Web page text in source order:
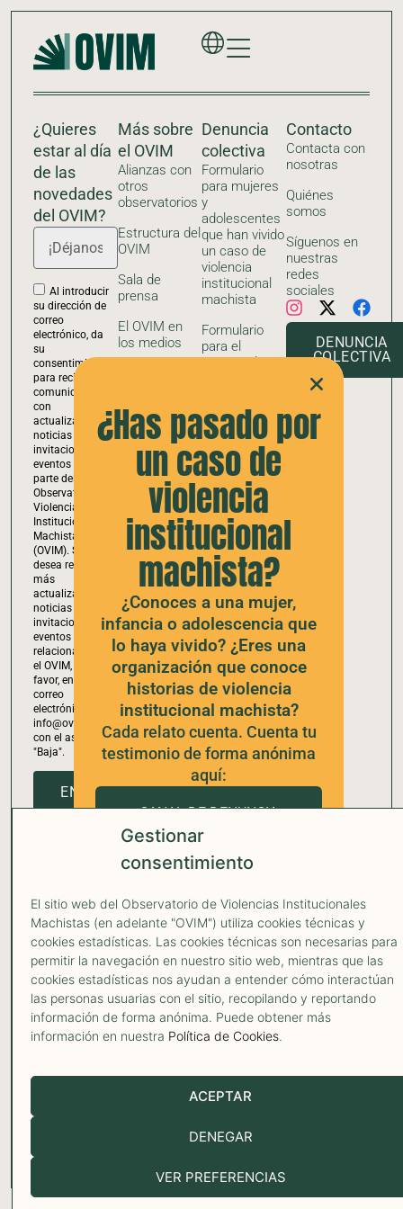
Gestionar
consentimiento
El sitio web del Observatorio de Violencias Institucionales
Machistas (en adelante "OVIM") utiliza cookies técnicas y
cookies estadísticas. Las cookies técnicas son necesarias para
permitir la navegación en nuestro sitio web, mientras que las
cookies estadísticas nos ayudan a entender cómo interactúan
las personas usuarias con el sitio, recopilando y reportando
información de forma anónima. Puede obtener más
información en nuestra Política de Cookies.
ACEPTAR
DENEGAR
VER PREFERENCIAS
¿Quieres
estar al día
de las
novedades
del OVIM?
Al introducir
su dirección de
correo
electrónico, da
su
consentimiento
para recibir
comunicaciones
con
actualizaciones,
noticias e
invitaciones a
eventos por
parte del
Observatorio de
Violencias
Institucionales
Machistas
(OVIM). Si no
desea recibir
más
actualizaciones,
noticias e
invitaciones a
eventos
relacionados con
el OVIM, por
favor, envíe un
correo
electrónico a
info@ovim.org
con el asunto
"Baja".
ENVIAR
Más sobre
el OVIM
Alianzas con
otros
observatorios
Estructura del
OVIM
Sala de
prensa
El OVIM en
los medios
Denuncia
colectiva
Formulario
para mujeres
y
adolescentes
que han vivido
un caso de
violencia
institucional
machista
Formulario
para el
entorno de
adolescente
que ha vivido
violencia
institucional
machista
Formulario
para
organizaciones,
profesionales o
activistas
Contacto
Contacta con
nosotras
Quiénes
somos
Síguenos en
nuestras
redes
sociales
DENUNCIA
COLECTIVA
Con la colaboración de:
¿Has pasado por
un caso de
violencia
institucional
machista?
¿Conoces a una mujer,
infancia o adolescencia que
lo haya vivido? ¿Eres una
organización que conoce
historias de violencia
institucional machista?
Cada relato cuenta. Cuenta tu
testimonio de forma anónima
aquí:
CANAL DE DENUNCIA
COLECTIVA